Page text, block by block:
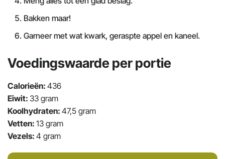
Bakken maar!
Garneer met wat kwark, geraspte appel en kaneel.
Voedingswaarde per portie​
Calorieën: 436
Eiwit: 33 gram
Koolhydraten: 47,5 gram
Vetten: 13 gram
Vezels: 4 gram